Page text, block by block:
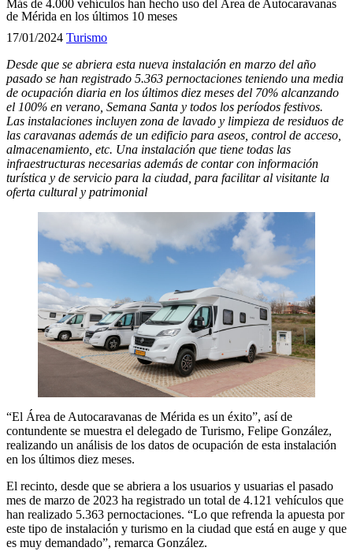
Más de 4.000 vehículos han hecho uso del Área de Autocaravanas
de Mérida en los últimos 10 meses
17/01/2024 Turismo
Desde que se abriera esta nueva instalación en marzo del año
pasado se han registrado 5.363 pernoctaciones teniendo una media
de ocupación diaria en los últimos diez meses del 70% alcanzando
el 100% en verano, Semana Santa y todos los períodos festivos.
Las instalaciones incluyen zona de lavado y limpieza de residuos de
las caravanas además de un edificio para aseos, control de acceso,
almacenamiento, etc. Una instalación que tiene todas las
infraestructuras necesarias además de contar con información
turística y de servicio para la ciudad, para facilitar al visitante la
oferta cultural y patrimonial
“El Área de Autocaravanas de Mérida es un éxito”, así de
contundente se muestra el delegado de Turismo, Felipe González,
realizando un análisis de los datos de ocupación de esta instalación
en los últimos diez meses.
El recinto, desde que se abriera a los usuarios y usuarias el pasado
mes de marzo de 2023 ha registrado un total de 4.121 vehículos que
han realizado 5.363 pernoctaciones. “Lo que refrenda la apuesta por
este tipo de instalación y turismo en la ciudad que está en auge y que
es muy demandado”, remarca González.